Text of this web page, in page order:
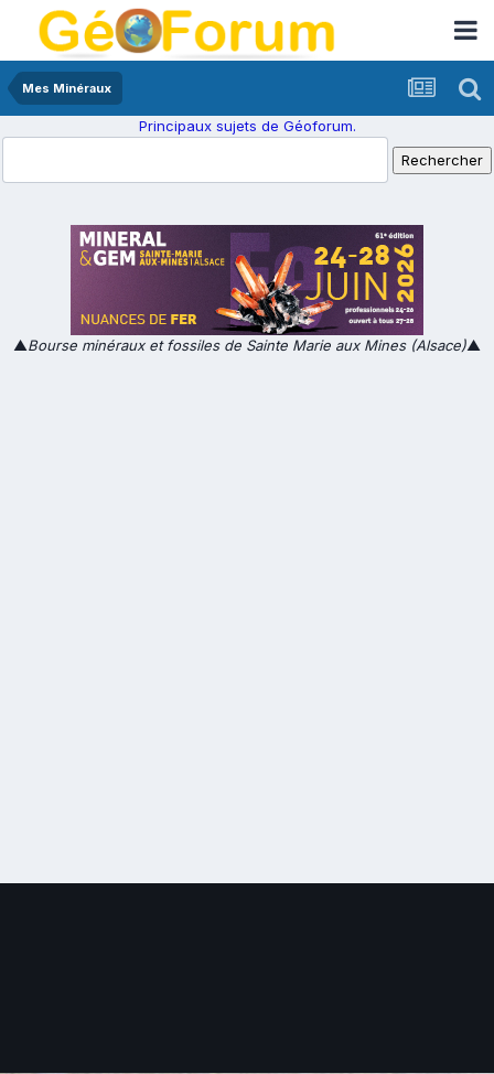
Mes Minéraux
Principaux sujets de Géoforum.
▲Bourse minéraux et fossiles de Sainte Marie aux Mines (Alsace)▲